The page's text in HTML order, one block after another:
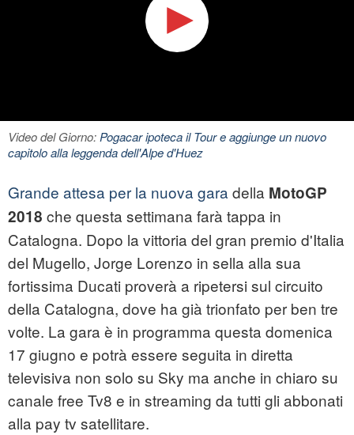
Video del Giorno:Pogacar ipoteca il Tour e aggiunge un nuovo
capitolo alla leggenda dell'Alpe d'Huez
Grande attesa per la nuova gara della MotoGP
2018 che questa settimana farà tappa in
Catalogna. Dopo la vittoria del gran premio d'Italia
del Mugello, Jorge Lorenzo in sella alla sua
fortissima Ducati proverà a ripetersi sul circuito
della Catalogna, dove ha già trionfato per ben tre
volte. La gara è in programma questa domenica
17 giugno e potrà essere seguita in diretta
televisiva non solo su Sky ma anche in chiaro su
canale free Tv8 e in streaming da tutti gli abbonati
alla pay tv satellitare.